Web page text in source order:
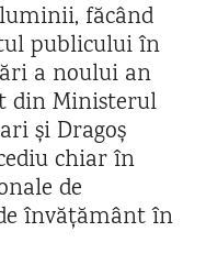
făcând
publicului în
a noului an
din Ministerul
și Dragoș
chiar în
de
învățământ în